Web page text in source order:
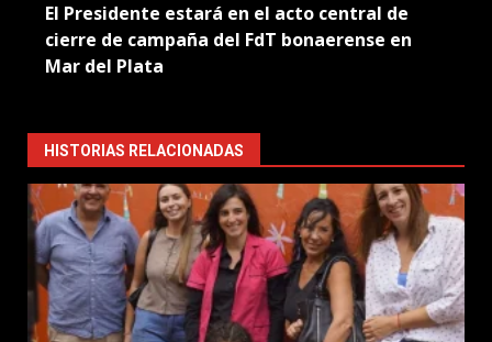
El Presidente estará en el acto central de
cierre de campaña del FdT bonaerense en
Mar del Plata
HISTORIAS RELACIONADAS